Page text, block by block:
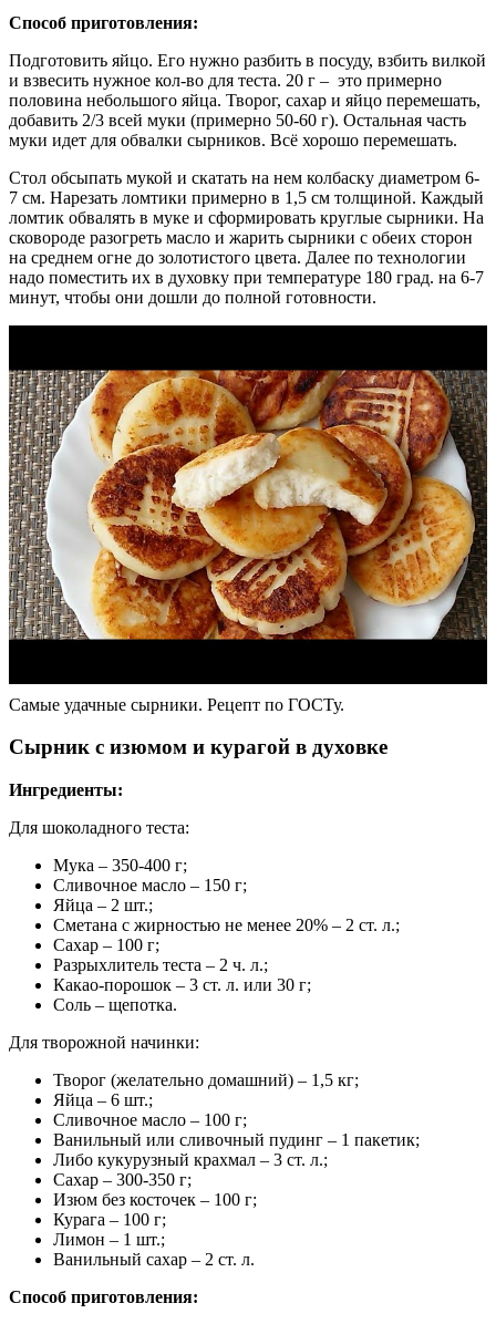
Способ приготовления:
Подготовить яйцо. Его нужно разбить в посуду, взбить вилкой
и взвесить нужное кол-во для теста. 20 г – это примерно
половина небольшого яйца. Творог, сахар и яйцо перемешать,
добавить 2/3 всей муки (примерно 50-60 г). Остальная часть
муки идет для обвалки сырников. Всё хорошо перемешать.
Стол обсыпать мукой и скатать на нем колбаску диаметром 6-
7 см. Нарезать ломтики примерно в 1,5 см толщиной. Каждый
ломтик обвалять в муке и сформировать круглые сырники. На
сковороде разогреть масло и жарить сырники с обеих сторон
на среднем огне до золотистого цвета. Далее по технологии
надо поместить их в духовку при температуре 180 град. на 6-7
минут, чтобы они дошли до полной готовности.
Самые удачные сырники. Рецепт по ГОСТу.
Сырник с изюмом и курагой в духовке
Ингредиенты:
Для шоколадного теста:
Мука – 350-400 г;
Сливочное масло – 150 г;
Яйца – 2 шт.;
Сметана с жирностью не менее 20% – 2 ст. л.;
Сахар – 100 г;
Разрыхлитель теста – 2 ч. л.;
Какао-порошок – 3 ст. л. или 30 г;
Соль – щепотка.
Для творожной начинки:
Творог (желательно домашний) – 1,5 кг;
Яйца – 6 шт.;
Сливочное масло – 100 г;
Ванильный или сливочный пудинг – 1 пакетик;
Либо кукурузный крахмал – 3 ст. л.;
Сахар – 300-350 г;
Изюм без косточек – 100 г;
Курага – 100 г;
Лимон – 1 шт.;
Ванильный сахар – 2 ст. л.
Способ приготовления: